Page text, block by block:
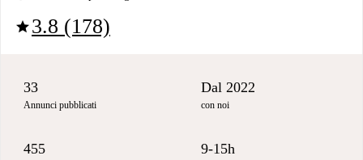
star3.8 (178)
33
Annunci pubblicati
Dal 2022
con noi
455 9-15h